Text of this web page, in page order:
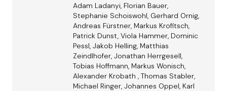
Adam Ladanyi, Florian Bauer,
Stephanie Schoiswohl, Gerhard Ornig,
Andreas Fürstner, Markus Krofitsch,
Patrick Dunst, Viola Hammer, Dominic
Pessl, Jakob Helling, Matthias
Zeindlhofer, Jonathan Herrgesell,
Tobias Hoffmann, Markus Wonisch,
Alexander Krobath , Thomas Stabler,
Michael Ringer, Johannes Oppel, Karl